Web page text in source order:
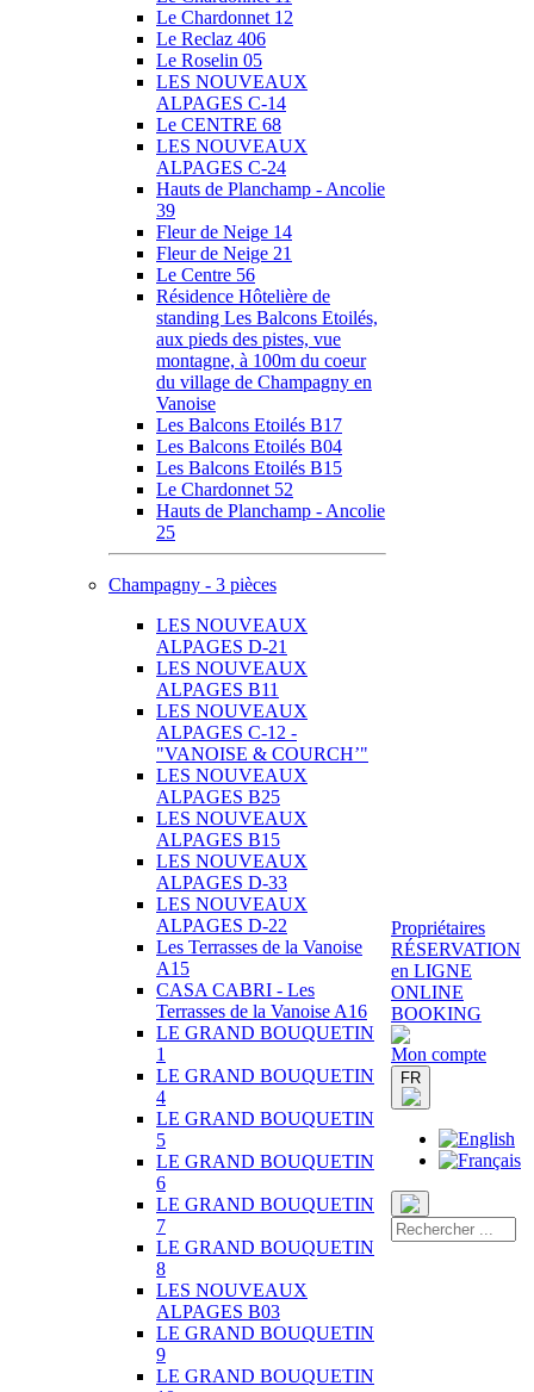
Le Chardonnet 12
Le Reclaz 406
Le Roselin 05
LES NOUVEAUX
ALPAGES C-14
Le CENTRE 68
LES NOUVEAUX
ALPAGES C-24
Hauts de Planchamp - Ancolie
39
Fleur de Neige 14
Fleur de Neige 21
Le Centre 56
Résidence Hôtelière de
standing Les Balcons Etoilés,
aux pieds des pistes, vue
montagne, à 100m du coeur
du village de Champagny en
Vanoise
Les Balcons Etoilés B17
Les Balcons Etoilés B04
Les Balcons Etoilés B15
Le Chardonnet 52
Hauts de Planchamp - Ancolie
25
Champagny - 3 pièces
LES NOUVEAUX
ALPAGES D-21
LES NOUVEAUX
ALPAGES B11
LES NOUVEAUX
ALPAGES C-12 -
"VANOISE & COURCH’"
LES NOUVEAUX
ALPAGES B25
LES NOUVEAUX
ALPAGES B15
LES NOUVEAUX
ALPAGES D-33
LES NOUVEAUX
ALPAGES D-22
Les Terrasses de la Vanoise
A15
CASA CABRI - Les
Terrasses de la Vanoise A16
LE GRAND BOUQUETIN
1
LE GRAND BOUQUETIN
4
LE GRAND BOUQUETIN
5
LE GRAND BOUQUETIN
6
LE GRAND BOUQUETIN
7
LE GRAND BOUQUETIN
8
LES NOUVEAUX
ALPAGES B03
LE GRAND BOUQUETIN
9
LE GRAND BOUQUETIN
Propriétaires
RÉSERVATION
en LIGNE
ONLINE
BOOKING
Mon compte
FR